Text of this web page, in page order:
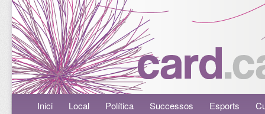
Menú principalAneu al contingut principal
Aneu al contingut secundari
Inici Local Política Successos Esports